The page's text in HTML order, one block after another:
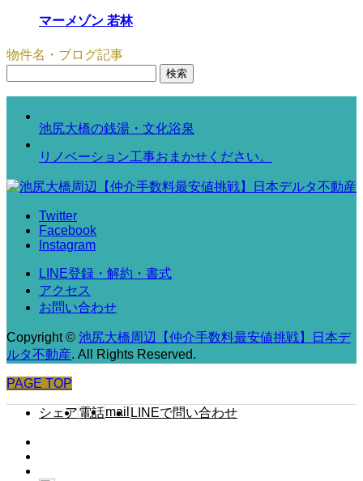
マーメゾン 若林
物件名・ブログ記事
池尻大橋の銭湯・文化浴泉
リノベーション工事おまかせください。
Twitter
Facebook
Instagram
LINE登録・解約・書式
アクセス
お問い合わせ
Copyright© 池尻大橋周辺【仲介手数料最安値挑戦】日本デ
ルタ不動産. All Rights Reserved.
PAGE TOP
シェア電話mail LINEで問い合わせ